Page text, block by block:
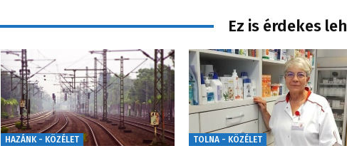
Ez is érdekes
HAZÁNK - KÖZÉLET TOLNA - KÖZÉLET